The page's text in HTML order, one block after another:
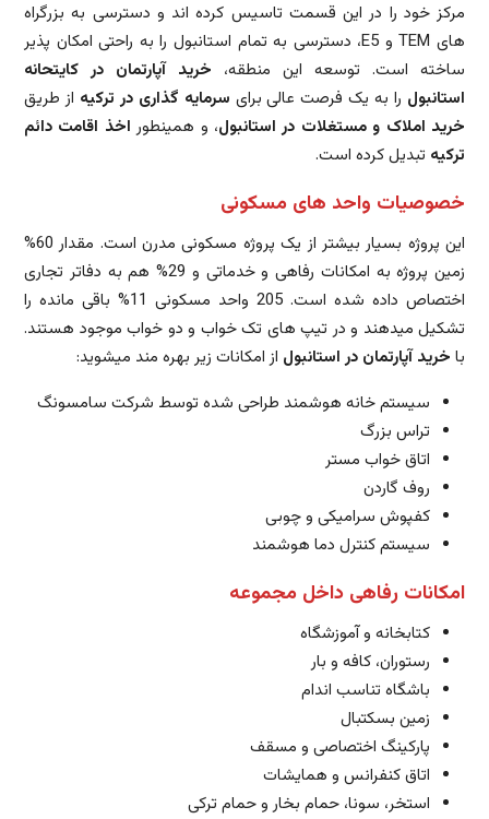
مرکز خود را در این قسمت تاسیس کرده اند و دسترسی به بزرگراه
های TEM و E5، دسترسی به تمام استانبول را به راحتی امکان پذیر
ساخته است. توسعه این منطقه، خرید آپارتمان در کایتحانه
استانبول را به یک فرصت عالی برای سرمایه گذاری در ترکیه از طریق
خرید املاک و مستغلات در استانبول، و همینطور اخذ اقامت دائم
ترکیه تبدیل کرده است.
خصوصیات واحد های مسکونی
این پروژه بسیار بیشتر از یک پروژه مسکونی مدرن است. مقدار 60%
زمین پروژه به امکانات رفاهی و خدماتی و 29% هم به دفاتر تجاری
اختصاص داده شده است. 205 واحد مسکونی 11% باقی مانده را
تشکیل میدهند و در تیپ های تک خواب و دو خواب موجود هستند.
با خرید آپارتمان در استانبول از امکانات زیر بهره مند میشوید:
سیستم خانه هوشمند طراحی شده توسط شرکت سامسونگ
تراس بزرگ
اتاق خواب مستر
روف گاردن
کفپوش سرامیکی و چوبی
سیستم کنترل دما هوشمند
امکانات رفاهی داخل مجموعه
کتابخانه و آموزشگاه
رستوران، کافه و بار
باشگاه تناسب اندام
زمین بسکتبال
پارکینگ اختصاصی و مسقف
اتاق کنفرانس و همایشات
استخر، سونا، حمام بخار و حمام ترکی